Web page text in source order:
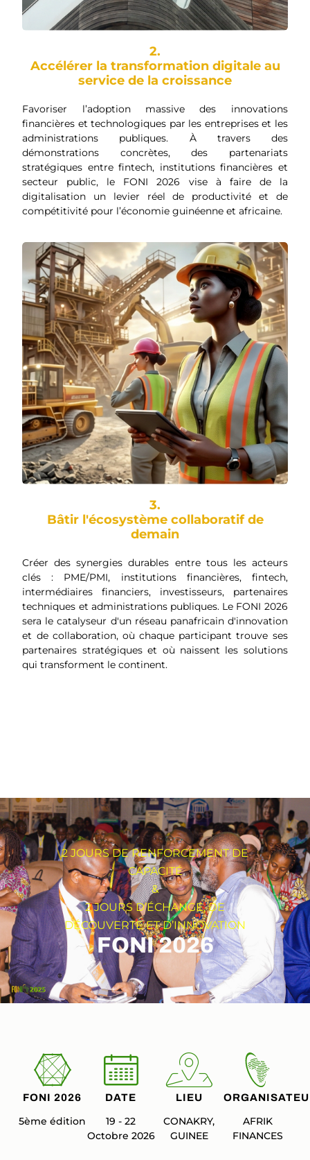
2.
Accélérer la transformation digitale au
service de la croissance
Favoriser l’adoption massive des innovations
financières et technologiques par les entreprises et les
administrations publiques. À travers des
démonstrations concrètes, des partenariats
stratégiques entre fintech, institutions financières et
secteur public, le FONI 2026 vise à faire de la
digitalisation un levier réel de productivité et de
compétitivité pour l’économie guinéenne et africaine.
3.
Bâtir l'écosystème collaboratif de
demain
Créer des synergies durables entre tous les acteurs
clés : PME/PMI, institutions financières, fintech,
intermédiaires financiers, investisseurs, partenaires
techniques et administrations publiques. Le FONI 2026
sera le catalyseur d'un réseau panafricain d'innovation
et de collaboration, où chaque participant trouve ses
partenaires stratégiques et où naissent les solutions
qui transforment le continent.
2 JOURS DE RENFORCEMENT DE
CAPACITÉ
&
2 JOURS D’ÉCHANGE, DE
DÉCOUVERTE ET D’INNOVATION
FONI 2026
FONI 2026
5ème édition
DATE
19 - 22
Octobre 2026
LIEU
CONAKRY,
GUINEE
AFRIK
FINANCES